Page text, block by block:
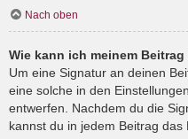
Nach oben
Wie kann ich meinem
Um eine Signatur an deinen
eine solche in den
entwerfen. Nachdem du die
kannst du in jedem Beitrag das